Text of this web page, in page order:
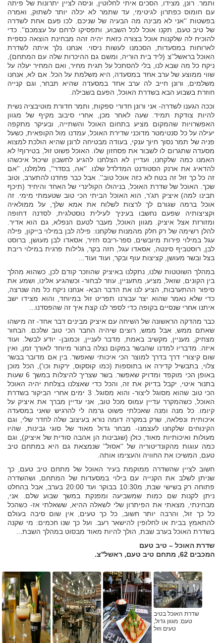
ותמר. רונן, מצידו, הסכים איתי לחלוטין, וניסה לציין יתרונות של פיתה
עם חומוס כפתרון לגיטימי, עד שתמר לא יכלה יותר לשתוק, ואמרה
בפשטות ''אני לא מבינה מה הבעיה של שניכם. לכו פעם אחת לשדרה
של טיב טעם, תקנו אוכל לכל השבוע, ותפסיקו לרחם על עצמכם''. כדי
להוכיח לה שלקנות אוכל בצורה כזאת יהיה זהה מבחינת הוצאה כספית
לארוחות במסעדות, הסכמנו לעשות ניסוי. אנחנו נלך איתה לשדרת
האוכל בראשל''צ (ליד בית הוריה, ומשם גם ההיכרות שלה עם המתחם),
ניקח כל מה שבא לנו, בלי להסתכל על תגית מחיר, ואם המחיר יעלה על
שווי ממוצע של ערב אחד במסעדה, היא משלמת על הכל. אם לא, אנחנו
משלמים, ורונן חייב לה ערב אחד במסעדה שהיא תבחר, וגם קנייה
חוזרת בשבוע הבא בשדרת האוכל, הפעם בשבילה.
וככה הגענו לשדרה- אני ורונן חדורי ספקות, ותמר חדורת מוטיבציה נשית
להיות צודקת תמיד. שעה לאחר מכן, אחרי סיבוב מקיף של מגוון
האפשרויות שהמקום מציע בתחום האוכל והשתייה, ובעיקר מתקפה
יעילה על כל סנטימטר מדוכני שדירת האוכל, עמדנו מול הקופאית, כשעל
פניה של תמר נסוך חיוך ענקי, בעודה מבטיחה לרונן שהיא הולכת למצוא
מסעדה שתגרום לו לשבור את פסחזון שלו. האוכל פשוט זול, בטירוף! לא
האמנו כמה שלקחנו, ועדיין לא הצלחנו להגיע לחשבון שיכול איכשהו
להדאיג את ארנק הסטודנט המדלדל שלנו. ''אה, בסדר'', מלמלנו, ''אם
זה כל כך זול זה בטח לא כזה אוכל טוב''. אבל כבר פחדנו להתערב, וטוב
שכך. האוכל של שדרת האוכל, בניהולו הקולינרי של האחד והיחיד (תיכף
תבינו למה) איציק תג'ר, הוא האוכל הביתי הכי טוב שטעמתי מימי. זה
אוכל ברמה שגורם לך לרצות לשלוח את אמא שלך, על ממולאיה
וקציצותיה שפעם נחשבו בעיניך לעילית נוסטלגית, לסדנה דחופה
ומזורזת אצל איציק. מגוון האוכל, מעבר לטעם הנפלא, גם הוא אדיר.
להלן רשימה של רק חלק מהמנות שלקחנו: פילה לבן במילוי בייקון, פילה
עגל במילוי פירות מיובשים, ספר-ריבס חזיר, אסאדו לבן מעושן, ברוסט
לבן, רוסטביף סינטה, אסאדו עגל, חזה בקר, גלילות פרגית במילוי ריבת
בצל ובשר מעושן, קציצות עוף ובקר, ועוד ועוד...
במהלך השוטטות שלנו, נתקלנו באיציק שהוזכר קודם לכן, כשהוא מהלך
בין הקונים, שואל, מציע, מתעניין, עוזר לבחור- וכשהגיע אלינו, ושמע את
סיפור ההתערבות, הציע לנו את הדבר הבא- אנחנו ניקח כל מה שנרצה,
כדי שלא נאמר שהוא יצר עבורנו תפריט זול במיוחד, והוא מצידו ישב
איתנו אחרי שנסיים בקופה כדי לספר לנו קצת איך זה שהפסדנו...
כבר מהדקה הראשונה של השיחה עם איציק מבינים דבר אחד- זה מישהו
שאתם ממש, אבל ממש, רוצים שיהיה החבר הכי טוב שלכם. הבחור
מצחיק, מעניין, מקשיב באמת, מדבר לעניין, וכמובן- יודע לבשל. ועוד
איזה. מדבריו למדנו שהבשר במקום נצלה בתנור מיוחד לאורך זמן, ואין
שום קיצורי דרך בדרך למוצר הכי איכותי שאפשר. בין אם מדובר בבשר
צלוי, בתבשיל קדירה או בתוספות (כמו קוסקוס, ירקות וכו'), הכל מוכן
באופן הכי מוקפד ומדויק שאפשר. בשר שצריך להיצלות במשך 6 שעות
בתנור איטי, יקבל בדיוק את זה, והכל כדי שאצלנו בצלחת יהיה האוכל
הכי טוב שהוא מסוגל ליצור- והוא מסוגל. 3 ימים אחרי הביקור בשדרת
האוכל, כשהמקרר עדיין עמוס מכל טוב, אני עדיין מברך את איציק על
קיומו. כל מנה ומנה שאכלתי פשוט גרמה לי להרגיש שאני במסעדה
איכותית ונפלאה, שרק במקרה דומה נורא בעיצוב שלה לחדר שלי, וגם
הקינוחים שלקחנו לעצמנו- מבחר גדול מאוד של סוגי גבינות, שהיו
מעולות ואיכותיות מאוד, כולן (שגבינות הן אהבה סודית של איציק), וגם
כמה עוגות מהקונדיטוריה של ''אסול'' שנמצאת גם היא במתחם טיב
טעם, המשיכו את החוויה והעצימו אותה.
חשוב לציין שהשדרה ממוקמת בעיר האוכל של מתחם טיב טעם, כך
שניתן לשלב את הקנייה עם בילוי במסעדות של המתחם, ושהשדרה
פתוחה רק בשישי שבת, מ10:30 בבוקר ועד 20:00 בערב, אבל בהחלט
ניתן לקנות שם כמות שמשביעה ומפנקת במשך שבוע שלם. אני,
מבחינתי, מצאתי את הפיתרון שלי לשאלה ההיא, ששאלתי אז- כשהכל
כל כך זול, והרבה יותר חשוב, כל כך טעים, אין שום סיבה בעולם
להתאמץ בבית או לחלופין להישאר רעב. ועל כך שנו חכמים: מי שקנה
בשדרת האוכל בערב שבת, הולך להיות מאוד מבסוט במהלך השבת...
שדרת האוכל – טיב טעם
המכבים 62, מתחם טיב טעם, ראשל''צ.
שדרת האוכל בטיב
טעם: מגוון גדול,
טעים וזול